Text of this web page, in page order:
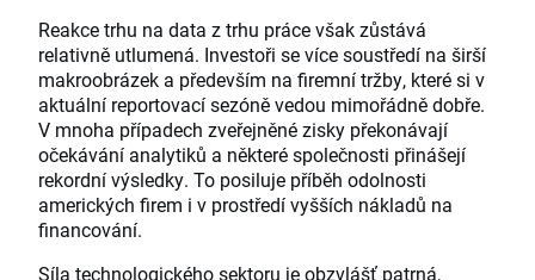
Reakce trhu na data z trhu práce však zůstává
relativně utlumená. Investoři se více soustředí na širší
makroobrázek a především na firemní tržby, které si v
aktuální reportovací sezóně vedou mimořádně dobře.
V mnoha případech zveřejněné zisky překonávají
očekávání analytiků a některé společnosti přinášejí
rekordní výsledky. To posiluje příběh odolnosti
amerických firem i v prostředí vyšších nákladů na
financování.
Síla technologického sektoru je obzvlášť patrná,